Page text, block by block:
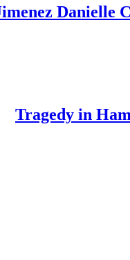
Danielle
Tragedy in